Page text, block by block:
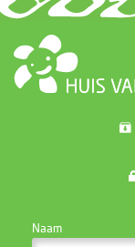
Naam